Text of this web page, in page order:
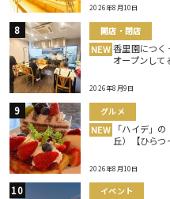
2026年8月10日
開店・閉店
NEW 香里園につく
オープンして
2026年8月9日
グルメ
NEW
「ハイデ」
丘）【ひらつ
2026年8月10日
イベント